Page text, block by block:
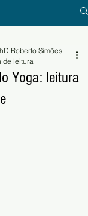
Yoga: leitura
Simões
de leitura
5 estrelas.